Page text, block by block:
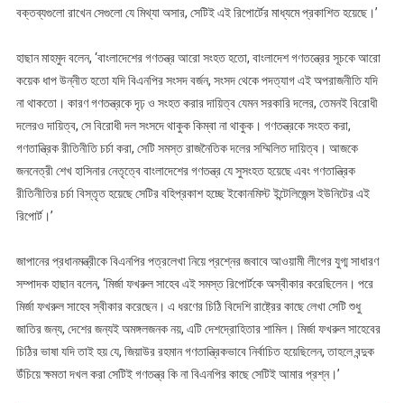
বক্তব্যগুলো রাখেন সেগুলো যে মিথ্যা অসার, সেটিই এই রিপোর্টের মাধ্যমে প্রকাশিত হয়েছে।’
হাছান মাহমুদ বলেন, ‘বাংলাদেশের গণতন্ত্র আরো সংহত হতো, বাংলাদেশ গণতন্ত্রের সূচকে আরো
কয়েক ধাপ উন্নীত হতো যদি বিএনপির সংসদ বর্জন, সংসদ থেকে পদত্যাগ এই অপরাজনীতি যদি
না থাকতো। কারণ গণতন্ত্রকে দৃঢ় ও সংহত করার দায়িত্ব যেমন সরকারি দলের, তেমনই বিরোধী
দলেরও দায়িত্ব, সে বিরোধী দল সংসদে থাকুক কিম্বা না থাকুক। গণতন্ত্রকে সংহত করা,
গণতান্ত্রিক রীতিনীতি চর্চা করা, সেটি সমস্ত রাজনৈতিক দলের সম্মিলিত দায়িত্ব। আজকে
জননেত্রী শেখ হাসিনার নেতৃত্বে বাংলাদেশের গণতন্ত্র যে সুসংহত হয়েছে এবং গণতান্ত্রিক
রীতিনীতির চর্চা বিস্তৃত হয়েছে সেটির বহিপ্রকাশ হচ্ছে ইকোনমিস্ট ইন্টেলিজেন্স ইউনিটের এই
রিপোর্ট।’
জাপানের প্রধানমন্ত্রীকে বিএনপির পত্রলেখা নিয়ে প্রশ্নের জবাবে আওয়ামী লীগের যুগ্ম সাধারণ
সম্পাদক হাছান বলেন, ‘মির্জা ফখরুল সাহেব এই সমস্ত রিপোর্টকে অস্বীকার করেছিলেন। পরে
মির্জা ফখরুল সাহেব স্বীকার করেছেন। এ ধরণের চিঠি বিদেশি রাষ্ট্রের কাছে লেখা সেটি শুধু
জাতির জন্য, দেশের জন্যই অমঙ্গলজনক নয়, এটি দেশদ্রোহিতার শামিল। মির্জা ফখরুল সাহেবের
চিঠির ভাষা যদি তাই হয় যে, জিয়াউর রহমান গণতান্ত্রিকভাবে নির্বাচিত হয়েছিলেন, তাহলে বন্দুক
উঁচিয়ে ক্ষমতা দখল করা সেটিই গণতন্ত্র কি না বিএনপির কাছে সেটিই আমার প্রশ্ন।’